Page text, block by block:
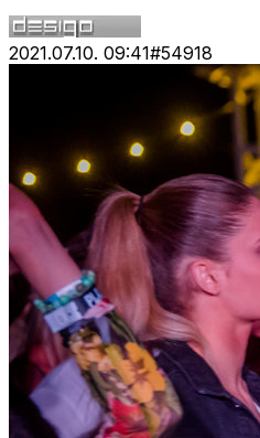
2021.07.10. 09:41#54918